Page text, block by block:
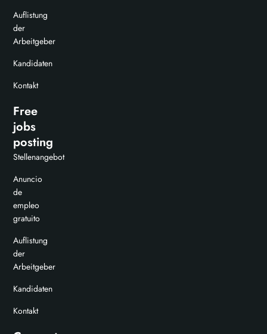
Auflistung
der
Arbeitgeber
Kandidaten
Kontakt
Free
jobs
posting
Stellenangebot
Anuncio
de
empleo
gratuito
Auflistung
der
Arbeitgeber
Kandidaten
Kontakt